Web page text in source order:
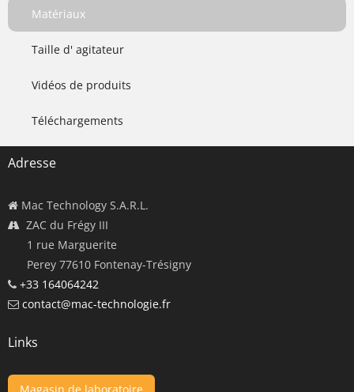
Matériaux
Taille d' agitateur
Vidéos de produits
Téléchargements
Adresse
Mac Technology S.A.R.L.
ZAC du Frégy III
1 rue Marguerite
Perey 77610 Fontenay-Trésigny
+33 164064242
contact@mac-technologie.fr
Links
Magasin de laboratoire